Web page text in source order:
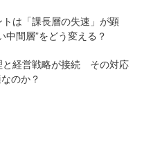
は「課長層の失速」が顕
間層”をどう変える？
と経営戦略が接続 その対応
のか？